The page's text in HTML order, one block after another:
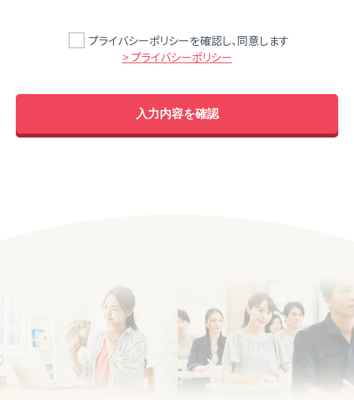
プライバシーポリシーを確認し、同意します
> プライバシーポリシー
入力内容を確認